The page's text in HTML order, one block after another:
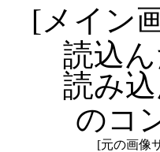
[メイン
読込
読み
のコ
[元の画像